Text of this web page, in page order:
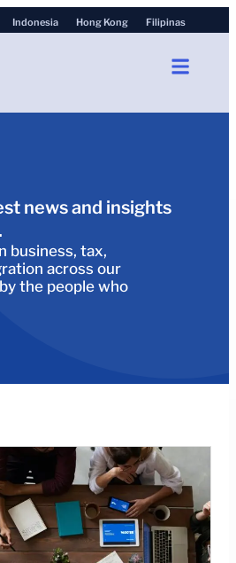
Indonesia Hong Kong Filipinas
news and insights
business, tax,
across our
the people who